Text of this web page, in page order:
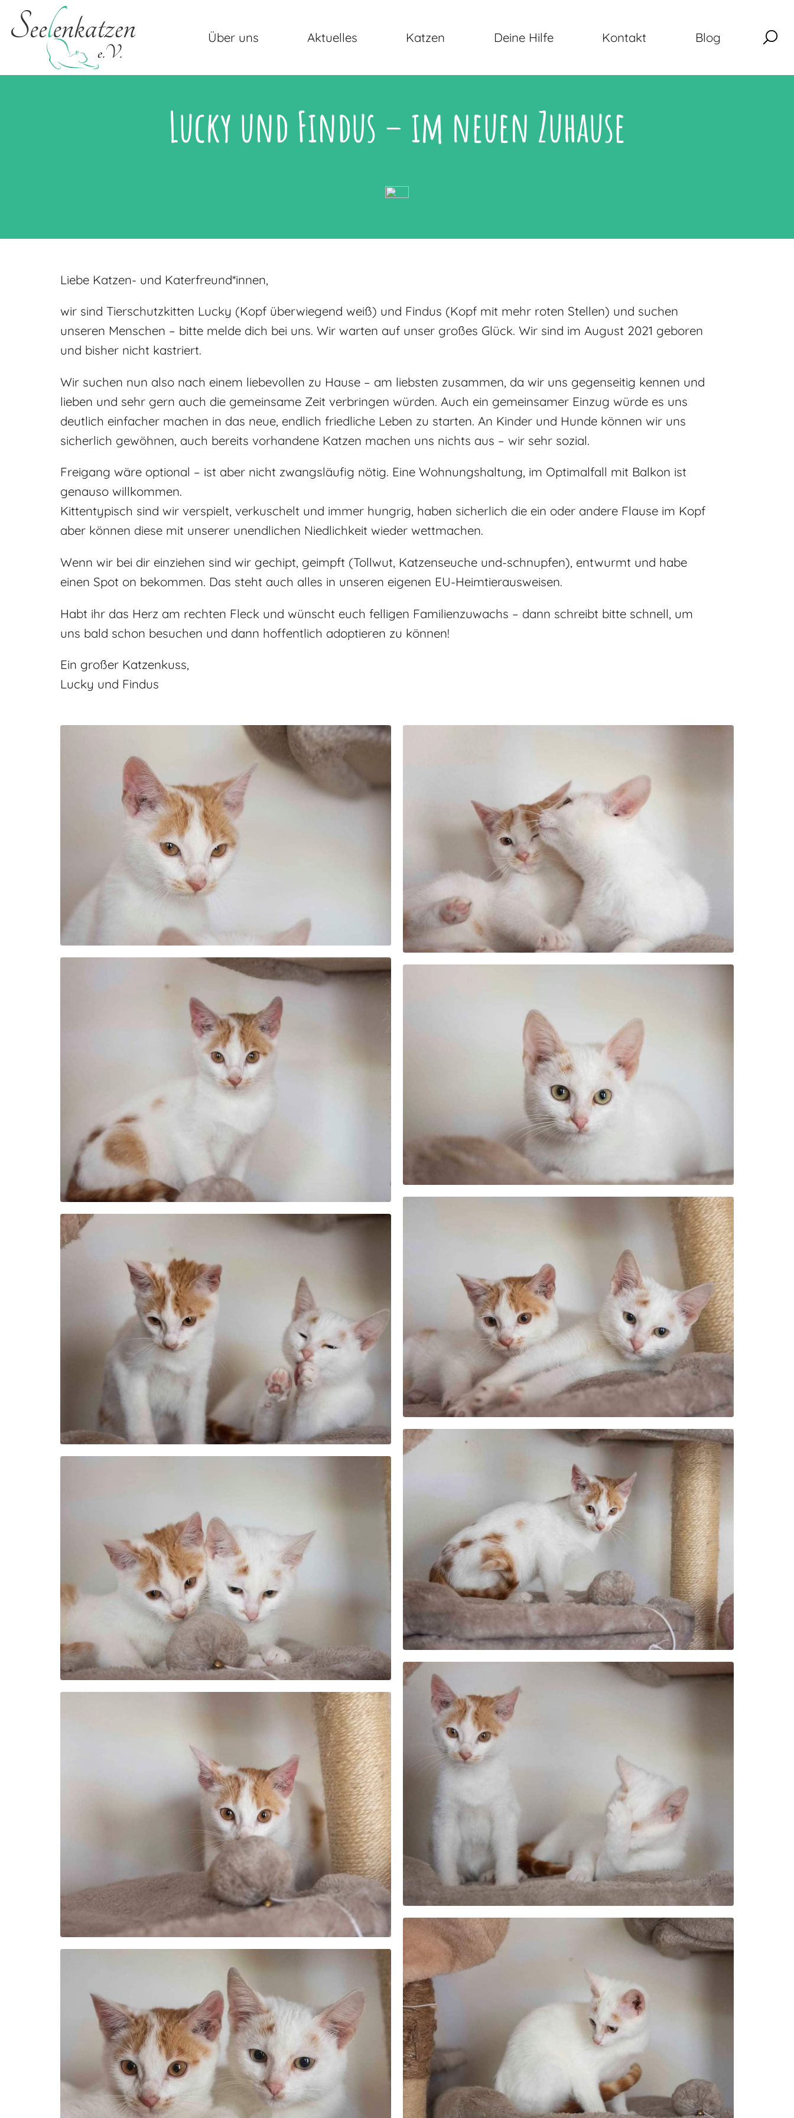
Über uns Aktuelles Katzen Deine Hilfe Kontakt Blog
Lucky und Findus – im neuen Zuhause
Liebe Katzen- und Katerfreund*innen,
wir sind Tierschutzkitten Lucky (Kopf überwiegend weiß) und Findus (Kopf mit mehr roten Stellen) und suchen
unseren Menschen – bitte melde dich bei uns. Wir warten auf unser großes Glück. Wir sind im August 2021 geboren
und bisher nicht kastriert.
Wir suchen nun also nach einem liebevollen zu Hause – am liebsten zusammen, da wir uns gegenseitig kennen und
lieben und sehr gern auch die gemeinsame Zeit verbringen würden. Auch ein gemeinsamer Einzug würde es uns
deutlich einfacher machen in das neue, endlich friedliche Leben zu starten. An Kinder und Hunde können wir uns
sicherlich gewöhnen, auch bereits vorhandene Katzen machen uns nichts aus – wir sehr sozial.
Freigang wäre optional – ist aber nicht zwangsläufig nötig. Eine Wohnungshaltung, im Optimalfall mit Balkon ist
genauso willkommen.
Kittentypisch sind wir verspielt, verkuschelt und immer hungrig, haben sicherlich die ein oder andere Flause im Kopf
aber können diese mit unserer unendlichen Niedlichkeit wieder wettmachen.
Wenn wir bei dir einziehen sind wir gechipt, geimpft (Tollwut, Katzenseuche und-schnupfen), entwurmt und habe
einen Spot on bekommen. Das steht auch alles in unseren eigenen EU-Heimtierausweisen.
Habt ihr das Herz am rechten Fleck und wünscht euch felligen Familienzuwachs – dann schreibt bitte schnell, um
uns bald schon besuchen und dann hoffentlich adoptieren zu können!
Ein großer Katzenkuss,
Lucky und Findus